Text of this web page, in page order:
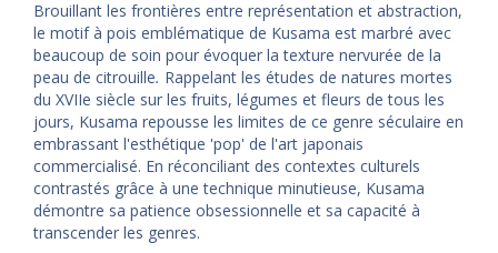
Brouillant les frontières entre représentation et abstraction,
le motif à pois emblématique de Kusama est marbré avec
beaucoup de soin pour évoquer la texture nervurée de la
peau de citrouille. Rappelant les études de natures mortes
du XVIIe siècle sur les fruits, légumes et fleurs de tous les
jours, Kusama repousse les limites de ce genre séculaire en
embrassant l'esthétique 'pop' de l'art japonais
commercialisé. En réconciliant des contextes culturels
contrastés grâce à une technique minutieuse, Kusama
démontre sa patience obsessionnelle et sa capacité à
transcender les genres.